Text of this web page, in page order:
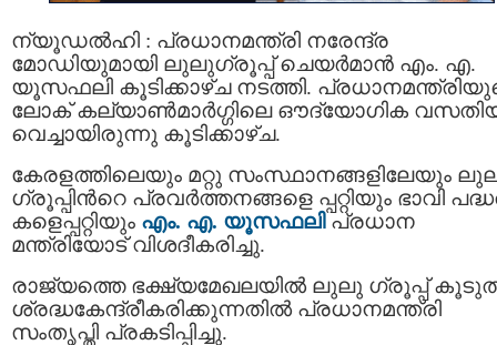
ന്യൂഡല്‍ഹി : പ്രധാനമന്ത്രി നരേന്ദ്ര
മോഡിയുമായി ലുലുഗ്രൂപ്പ് ചെയര്‍മാന്‍ എം. എ.
യൂസഫലി കൂടിക്കാഴ്ച നടത്തി.
ലോക് കല്യാണ്‍മാര്‍ഗ്ഗിലെ ഔദ്യോഗിക
വെച്ചായിരുന്നു കൂടിക്കാഴ്ച.
കേരളത്തിലെയും മറ്റു സംസ്ഥാനങ്ങളിലേയും
ഗ്രൂപ്പിന്‍റെ പ്രവര്‍ത്തനങ്ങളെ പ്പറ്റിയും ഭാവി
കളെപ്പറ്റിയും എം. എ. യൂസഫലിപ്രധാന
മന്ത്രിയോട് വിശദീകരിച്ചു.
രാജ്യത്തെ ഭക്ഷ്യമേഖലയില്‍ ലുലു ഗ്രൂപ്പ്
ശ്രദ്ധകേന്ദ്രീകരിക്കുന്നതില്‍ പ്രധാനമന്ത്രി
സംതൃപ്തി പ്രകടിപ്പിച്ചു.